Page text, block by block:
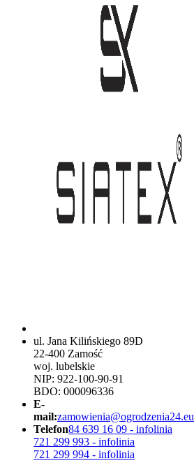
ul. Jana Kilińskiego 89D
22-400 Zamość
woj. lubelskie
NIP: 922-100-90-91
BDO: 000096336
E-
mail:zamowienia@ogrodzenia24.eu
Telefon84 639 16 09 - infolinia
721 299 993 - infolinia
721 299 994 - infolinia